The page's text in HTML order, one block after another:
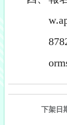
下架日